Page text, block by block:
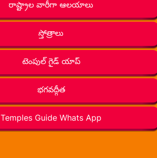
రాష్ట్రాల వారీగా ఆలయాలు
స్తోత్రాలు
టెంపుల్ గైడ్ యాప్
భగవద్గీత
Temples Guide Whats App